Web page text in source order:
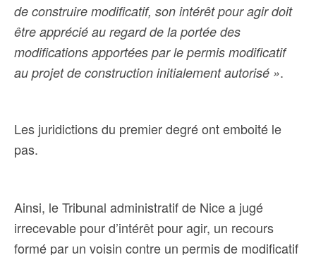
de construire modificatif, son intérêt pour agir doit
être apprécié au regard de la portée des
modifications apportées par le permis modificatif
au projet de construction initialement autorisé ».
Les juridictions du premier degré ont emboité le
pas.
Ainsi, le Tribunal administratif de Nice a jugé
irrecevable pour d’intérêt pour agir, un recours
formé par un voisin contre un permis de modificatif